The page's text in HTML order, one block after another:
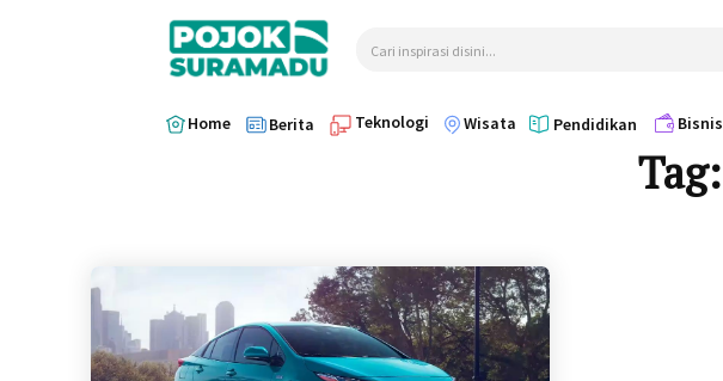
Cari inspirasi disini...
Home Berita Teknologi Wisata Pendidikan Bisnis
Tag: